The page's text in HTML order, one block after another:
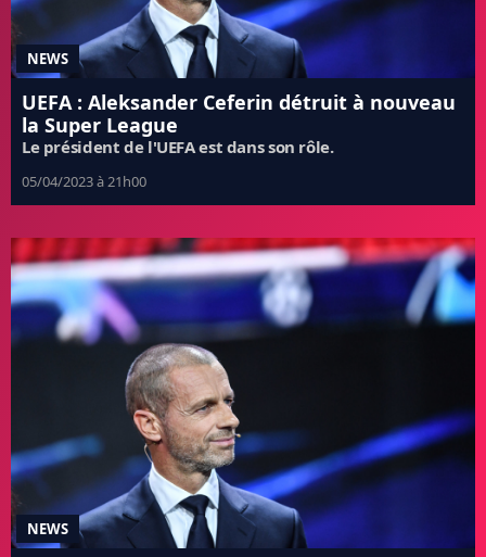
NEWS
UEFA : Aleksander Ceferin détruit à nouveau
la Super League
Le président de l'UEFA est dans son rôle.
05/04/2023 à 21h00
NEWS